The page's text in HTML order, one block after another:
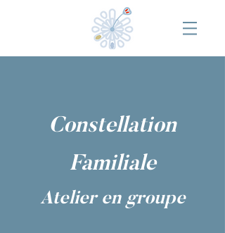
Constellation
Familiale
Atelier en groupe